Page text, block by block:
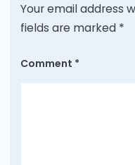
Your email address
fields are marked *
Comment *